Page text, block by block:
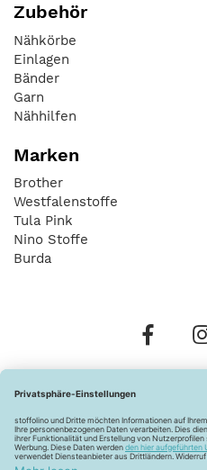
Zubehör
Nähkörbe
Einlagen
Bänder
Garn
Nähhilfen
Marken
Brother
Westfalenstoffe
Tula Pink
Nino Stoffe
Burda
Widerrufsbelehrung